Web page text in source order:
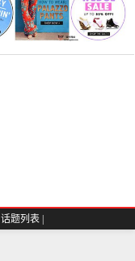
话题列表 |